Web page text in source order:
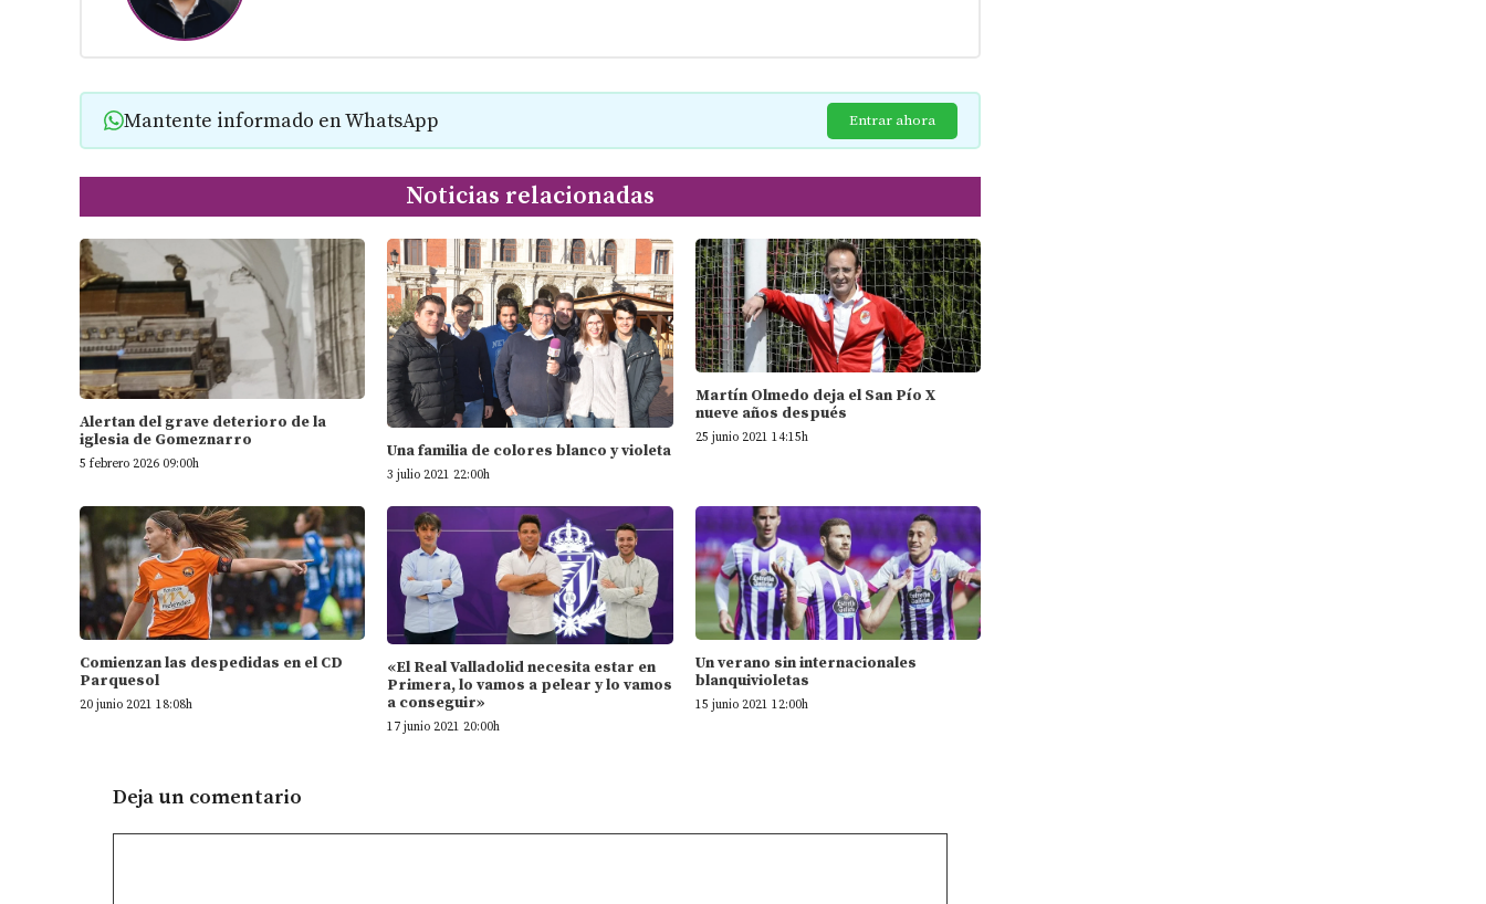
Mantente informado en WhatsApp Entrar ahora
Noticias relacionadas
Alertan del grave deterioro de la
iglesia de Gomeznarro
5 febrero 2026 09:00h
Una familia de colores blanco y violeta
3 julio 2021 22:00h
Martín Olmedo deja el San Pío X
nueve años después
25 junio 2021 14:15h
Comienzan las despedidas en el CD
Parquesol
20 junio 2021 18:08h
«El Real Valladolid necesita estar en
Primera, lo vamos a pelear y lo vamos
a conseguir»
17 junio 2021 20:00h
Un verano sin internacionales
blanquivioletas
15 junio 2021 12:00h
Deja un comentario